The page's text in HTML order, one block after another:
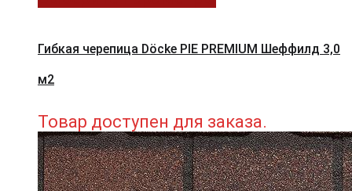
Гибкая черепица Döcke PIE PREMIUM Шеффилд 3,0
м2
Товар доступен для заказа.